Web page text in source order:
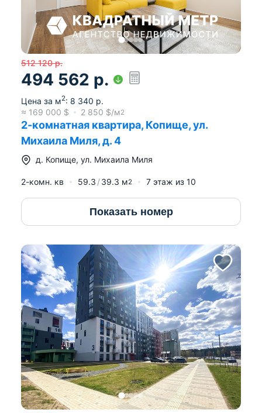
512 120 р.
494 562 р.
Цена за м2: 8 340 р.
≈ 169 000 $ 2 850 $/м2
2-комнатная квартира, Копище, ул.
Михаила Миля, д. 4
д. Копище, ул. Михаила Миля
2-комн. кв 59.3 39.3 м2 7 этаж из 10
Показать номер